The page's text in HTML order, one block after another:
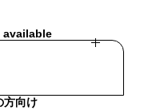
方向け